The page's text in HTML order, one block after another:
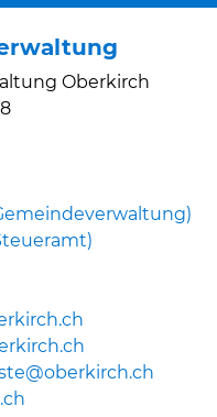
Oberkirch